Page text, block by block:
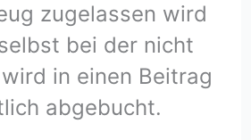
zugelassen wird
bei der nicht
in einen Beitrag
abgebucht.